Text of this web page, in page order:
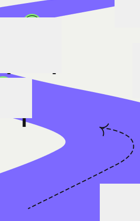
ושיחות קבועות עם רכזת ההשמה